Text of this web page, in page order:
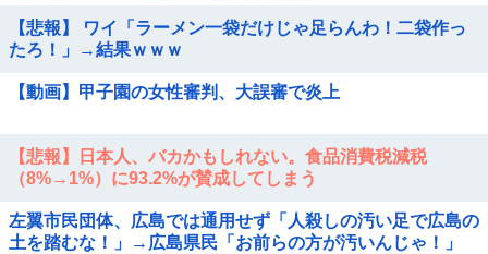
【悲報】 ワイ「ラーメン一袋だけじゃ足らんわ！二袋作っ
たろ！」→結果ｗｗｗ
【動画】甲子園の女性審判、大誤審で炎上
【悲報】日本人、バカかもしれない。食品消費税減税
（8%→1%）に93.2%が賛成してしまう
左翼市民団体、広島では通用せず「人殺しの汚い足で広島の
土を踏むな！」→広島県民「お前らの方が汚いんじゃ！」